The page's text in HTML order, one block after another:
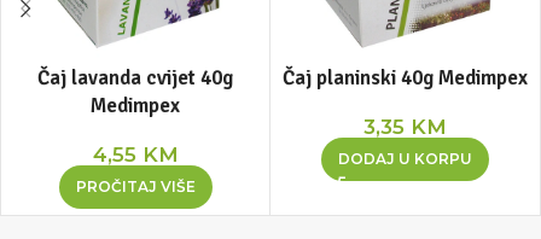
Čaj lavanda cvijet 40g
Medimpex
4,55 KM
PROČITAJ VIŠE
Čaj planinski 40g Medimpex
3,35 KM
DODAJ U KORPU